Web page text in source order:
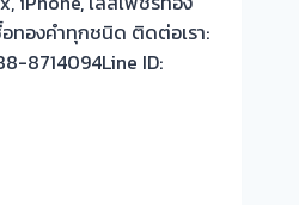
ทองคำทุกชนิด ติดต่อเรา:
8714094Line ID: